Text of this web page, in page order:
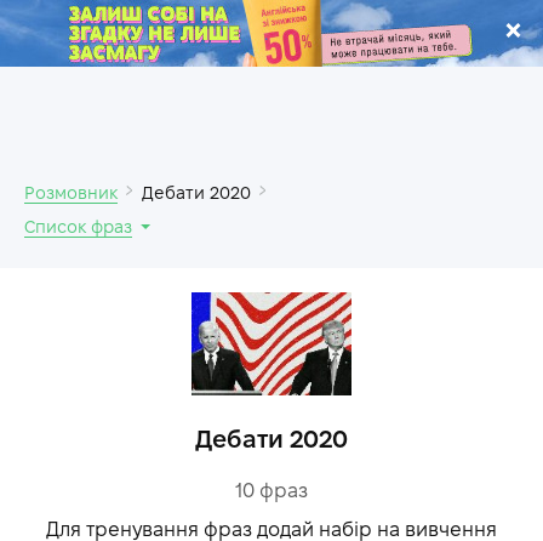
.
Розмовник
Дебати 2020
Список фраз
Дебати 2020
10 фраз
Для тренування фраз додай набір на вивчення